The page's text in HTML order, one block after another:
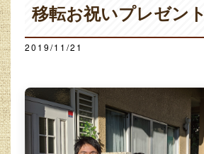
移転お祝いプレゼント
2019/11/21